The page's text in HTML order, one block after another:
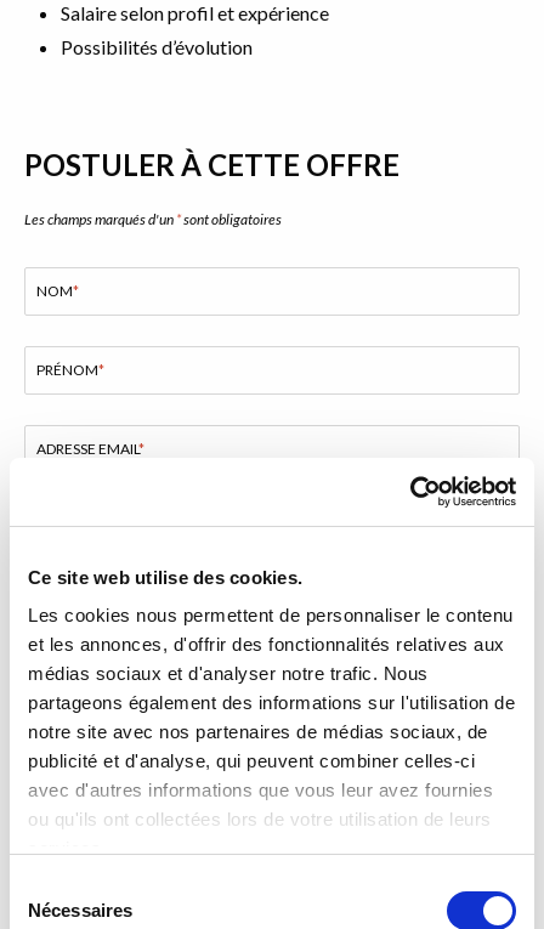
Ce site web utilise des cookies.
Les cookies nous permettent de personnaliser le contenu
et les annonces, d'offrir des fonctionnalités relatives aux
médias sociaux et d'analyser notre trafic. Nous
partageons également des informations sur l'utilisation de
notre site avec nos partenaires de médias sociaux, de
publicité et d'analyse, qui peuvent combiner celles-ci
avec d'autres informations que vous leur avez fournies
ou qu'ils ont collectées lors de votre utilisation de leurs
Nécessaires
Salaire selon profil et expérience
Possibilités d’évolution
POSTULER À CETTE OFFRE
Les champs marqués d'un *sont obligatoires
NOM*
PRÉNOM*
ADRESSE EMAIL*
VOTRE CV *
CHOISIR UN FICHIER
Extensions autorisées : .doc, .docx, .pdf ou .rtf - Taille maximum autorisée : 2Mo
POLITIQUE DE CONFIDENTIALITÉ *
J'ai lu et j'accepte la politique de confidentialité
traitement de mes données personnelles pour les finalités
précitées.¹